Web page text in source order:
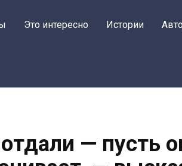
Это интересно Истории
— пусть